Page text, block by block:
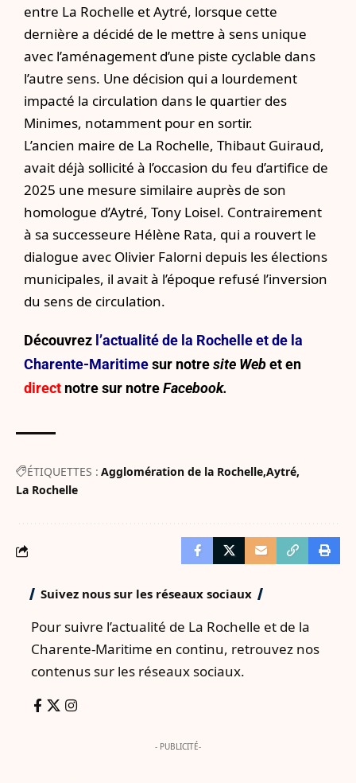
entre La Rochelle et Aytré, lorsque cette
dernière a décidé de le mettre à sens unique
avec l’aménagement d’une piste cyclable dans
l’autre sens. Une décision qui a lourdement
impacté la circulation dans le quartier des
Minimes, notamment pour en sortir.
L’ancien maire de La Rochelle, Thibaut Guiraud,
avait déjà sollicité à l’occasion du feu d’artifice de
2025 une mesure similaire auprès de son
homologue d’Aytré, Tony Loisel. Contrairement
à sa successeure Hélène Rata, qui a rouvert le
dialogue avec Olivier Falorni depuis les élections
municipales, il avait à l’époque refusé l’inversion
du sens de circulation.
Découvrez l’actualité de la Rochelle et de la
Charente-Maritimesur notresite Webet en
direct notre sur notreFacebook.
ÉTIQUETTES : Agglomération de la Rochelle Aytré
La Rochelle
Suivez nous sur les réseaux sociaux
Pour suivre l’actualité de La Rochelle et de la
Charente-Maritime en continu, retrouvez nos
contenus sur les réseaux sociaux.
- PUBLICITÉ-